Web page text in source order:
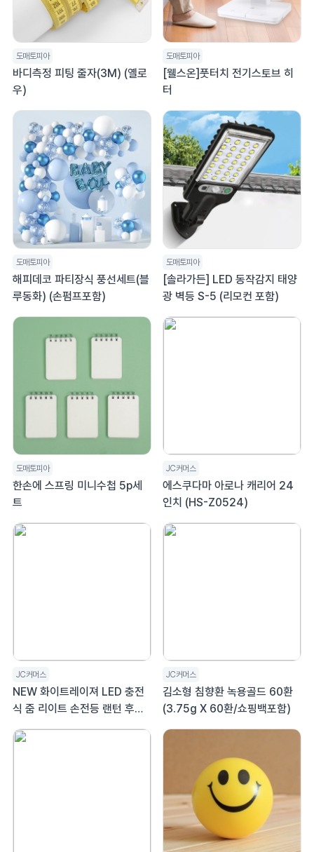
도매토피아
바디측정 피팅 줄자(3M) (옐로
우)
도매토피아
[웰스온]풋터치 전기스토브 히
터
도매토피아
해피데코 파티장식 풍선세트(블
루동화) (손펌프포함)
도매토피아
[솔라가든] LED 동작감지 태양
광 벽등 S-5 (리모컨 포함)
도매토피아
한손에 스프링 미니수첩 5p세
트
JC커머스
에스쿠다마 아로나 캐리어 24
인치 (HS-Z0524)
JC커머스
NEW 화이트레이져 LED 충전
식 줌 리이트 손전등 랜턴 후레
쉬 518W
JC커머스
김소형 침향환 녹용골드 60환
(3.75g X 60환/쇼핑백포함)